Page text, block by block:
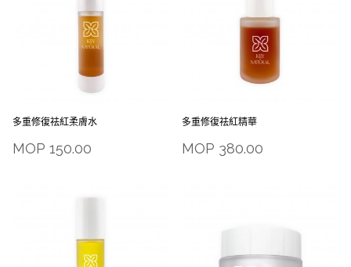
多重修復祛紅柔膚水
MOP 150.00
多重修復祛紅精華
MOP 380.00